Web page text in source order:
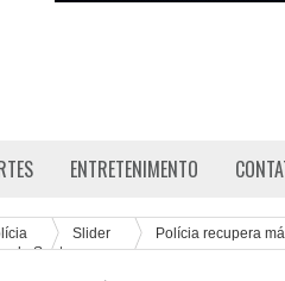
ENTRETENIMENTO
Slider
Polícia recupera
de Santana